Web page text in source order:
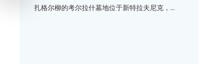
扎格尔柳的考尔拉什墓地位于新特拉夫尼克，...